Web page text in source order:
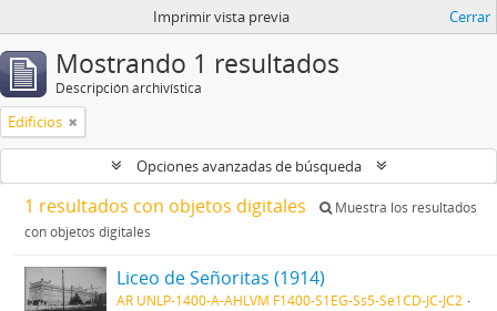
Imprimir vista previa Cerrar
Mostrando 1 resultados
Descripción archivística
Edificios
Opciones avanzadas de búsqueda
1 resultados con objetos digitales
Muestra los resultados
con objetos digitales
Liceo de Señoritas (1914)
AR UNLP-1400-A-AHLVM F1400-S1EG-Ss5-Se1CD-JC-JC2